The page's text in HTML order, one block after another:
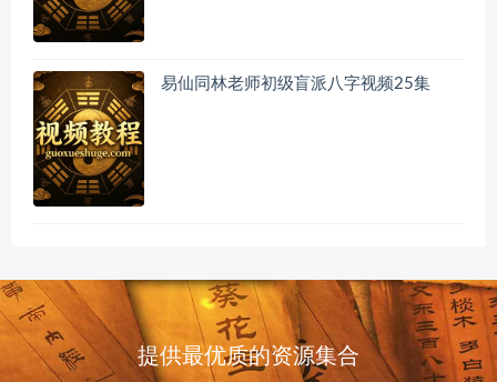
易仙同林老师初级盲派八字视频25集
提供最优质的资源集合